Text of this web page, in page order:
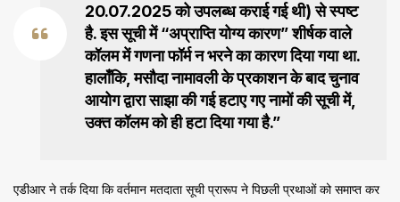
20.07.2025 को उपलब्ध कराई गई थी) से स्पष्ट
है. इस सूची में “अप्राप्ति योग्य कारण” शीर्षक वाले
कॉलम में गणना फॉर्म न भरने का कारण दिया गया था.
हालाँकि, मसौदा नामावली के प्रकाशन के बाद चुनाव
आयोग द्वारा साझा की गई हटाए गए नामों की सूची में,
उक्त कॉलम को ही हटा दिया गया है.”
एडीआर ने तर्क दिया कि वर्तमान मतदाता सूची प्रारूप ने पिछली प्रथाओं को समाप्त कर